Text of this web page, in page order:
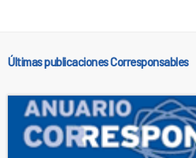
Últimas publicaciones Corresponsables